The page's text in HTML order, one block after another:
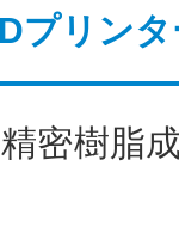
プリンタ
密樹脂